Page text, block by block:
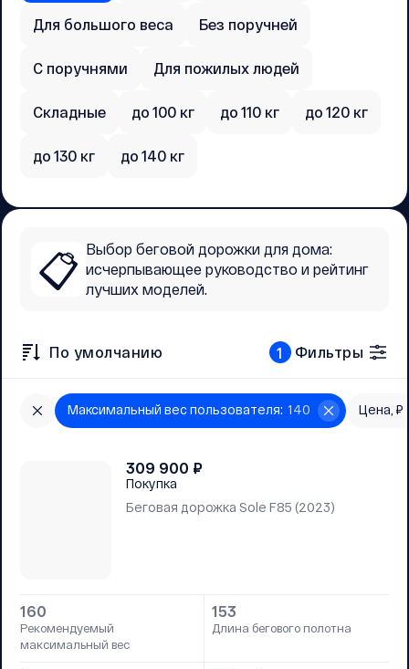
Для большого веса Без поручней
С поручнями Для пожилых людей
Складные до 100 кг до 110 кг до 120 кг
до 130 кг до 140 кг
📋 Выбор беговой дорожки для дома:
исчерпывающее руководство и рейтинг
лучших моделей.
По умолчанию 1 Фильтры
Максимальный вес пользователя: 140 Цена, ₽
309 900 ₽
Покупка
Беговая дорожка Sole F85 (2023)
160
Рекомендуемый
максимальный вес
153
Длина бегового полотна